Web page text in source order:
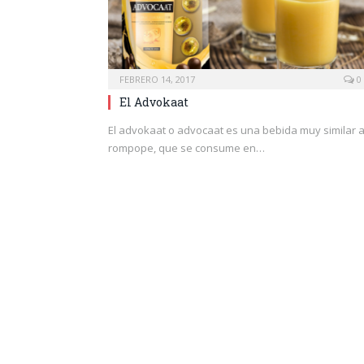
FEBRERO 14, 2017 0
El Advokaat
El advokaat o advocaat es una bebida muy similar
rompope, que se consume en…